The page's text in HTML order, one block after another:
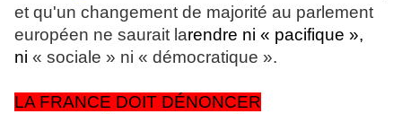
et qu'un changement de majorité au parlement
européen ne saurait larendre ni « pacifique »,
ni « sociale » ni « démocratique ».
LA FRANCE DOIT DÉNONCER